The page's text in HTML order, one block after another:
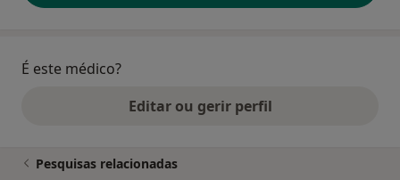
É este médico?
Editar ou gerir perfil
Pesquisas relacionadas